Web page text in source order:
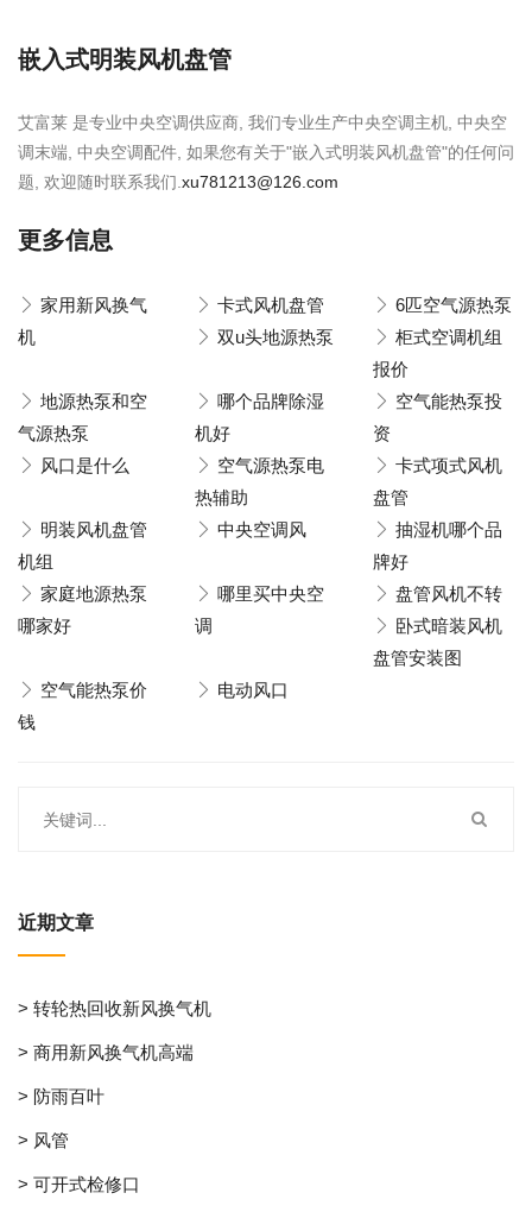
嵌入式明装风机盘管
艾富莱 是专业中央空调供应商, 我们专业生产中央空调主机, 中央空
调末端, 中央空调配件, 如果您有关于"嵌入式明装风机盘管"的任何问
题, 欢迎随时联系我们. xu781213@126.com
更多信息
家用新风换气
机
卡式风机盘管
6匹空气源热泵
双u头地源热泵
柜式空调机组
报价
地源热泵和空
气源热泵
哪个品牌除湿
机好
空气能热泵投
资
风口是什么
空气源热泵电
热辅助
卡式项式风机
盘管
明装风机盘管
机组
中央空调风
抽湿机哪个品
牌好
家庭地源热泵
哪家好
哪里买中央空
调
盘管风机不转
卧式暗装风机
盘管安装图
空气能热泵价
钱
电动风口
近期文章
> 转轮热回收新风换气机
> 商用新风换气机高端
> 防雨百叶
> 风管
> 可开式检修口